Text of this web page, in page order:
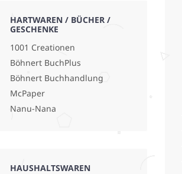
HARTWAREN / BÜCHER /
GESCHENKE
1001 Creationen
Böhnert BuchPlus
Böhnert Buchhandlung
McPaper
Nanu-Nana
HAUSHALTSWAREN